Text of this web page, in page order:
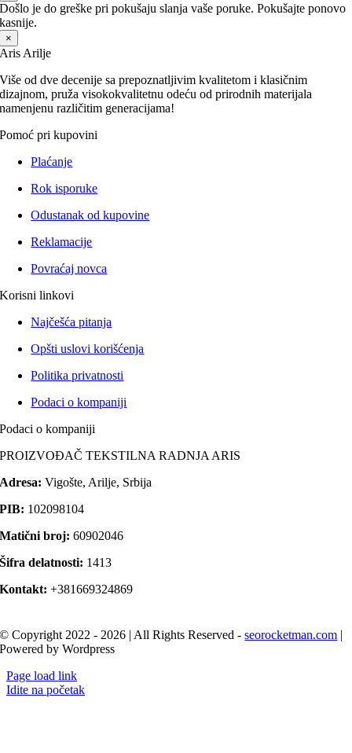
Došlo je do greške pri pokušaju slanja vaše poruke. Pokušajte ponovo
kasnije.
×
Aris Arilje
Više od dve decenije sa prepoznatljivim kvalitetom i klasičnim
dizajnom, pruža visokokvalitetnu odeću od prirodnih materijala
namenjenu različitim generacijama!
Pomoć pri kupovini
Plaćanje
Rok isporuke
Odustanak od kupovine
Reklamacije
Povraćaj novca
Korisni linkovi
Najčešća pitanja
Opšti uslovi korišćenja
Politika privatnosti
Podaci o kompaniji
Podaci o kompaniji
PROIZVOĐAČ TEKSTILNA RADNJA ARIS
Adresa: Vigošte, Arilje, Srbija
PIB: 102098104
Matični broj: 60902046
Šifra delatnosti: 1413
Kontakt:+381669324869
© Copyright 2022 - 2026 | All Rights Reserved -seorocketman.com |
Powered by Wordpress
Page load link
Idite na početak